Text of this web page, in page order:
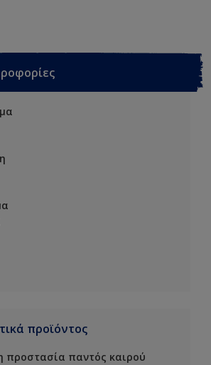
προϊόντος
προστασία παντός καιρού